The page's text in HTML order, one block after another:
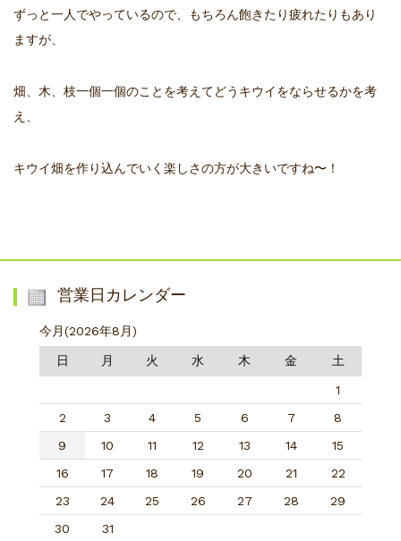
ずっと一人でやっているので、もちろん飽きたり疲れたりもあり
ますが、
畑、木、枝一個一個のことを考えてどうキウイをならせるかを考
え、
キウイ畑を作り込んでいく楽しさの方が大きいですね〜！
営業日カレンダー
今月(2026年8月)
日 月 火 水 木 金 土
1
2
3 4 5 6 7
8
9
10 11 12 13 14
15
16
17 18 19 20 21
22
23
24 25 26 27 28
29
30
31